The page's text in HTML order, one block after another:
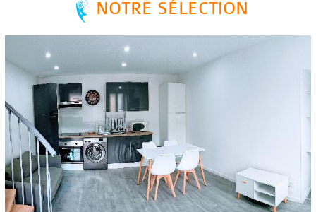
NOTRE SÉLECTION